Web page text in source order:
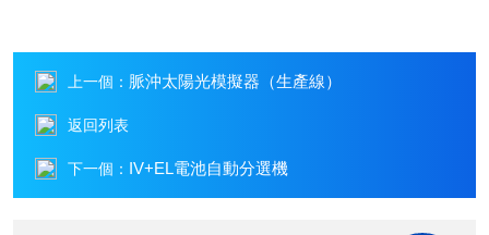
上一個： 脈沖太陽光模擬器（生產線）
返回列表
下一個： IV+EL電池自動分選機